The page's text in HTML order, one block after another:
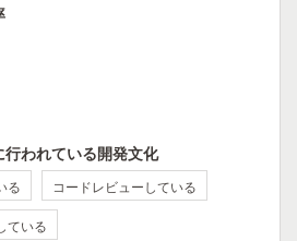
われている開発文化
る コードレビューしている
ている